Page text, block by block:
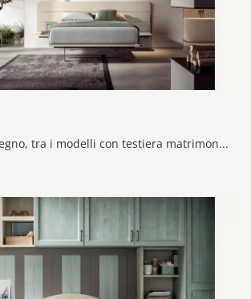
Il letto Pinot in legno, tra i modelli con testiera matrimoniali moderni di Veneran, è perfetto per garantirti il riposo migliore.